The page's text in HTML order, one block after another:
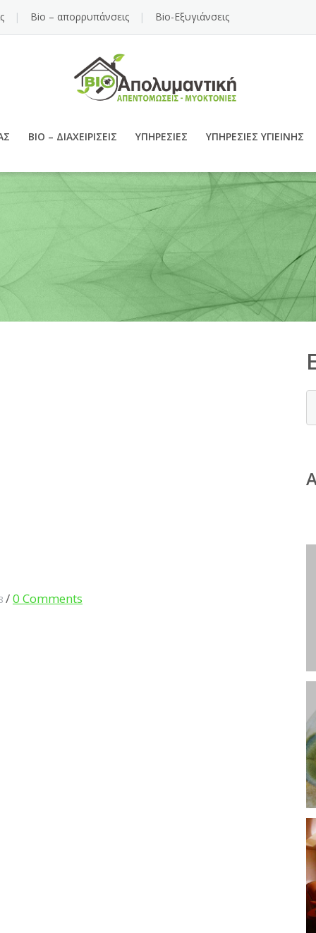
Bio – απορρυπάνσεις Bio-Εξυγιάνσεις
BIO – ΔΙΑΧΕΙΡΊΣΕΙΣ ΥΠΗΡΕΣΊΕΣ ΥΠΗΡΕΣΊΕΣ ΥΓΙΕΙΝΉΣ
/0 Comments